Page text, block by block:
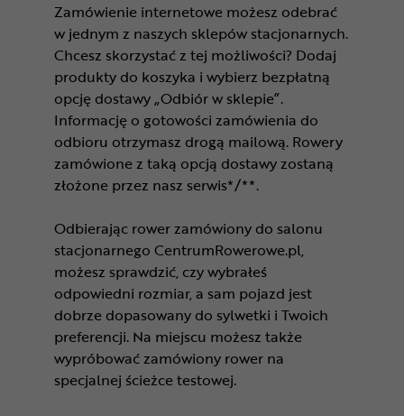
Zamówienie internetowe możesz odebrać
w jednym z naszych sklepów stacjonarnych.
Chcesz skorzystać z tej możliwości? Dodaj
produkty do koszyka i wybierz bezpłatną
opcję dostawy „Odbiór w sklepie”.
Informację o gotowości zamówienia do
odbioru otrzymasz drogą mailową. Rowery
zamówione z taką opcją dostawy zostaną
złożone przez nasz serwis*/**.
Odbierając rower zamówiony do salonu
stacjonarnego CentrumRowerowe.pl,
możesz sprawdzić, czy wybrałeś
odpowiedni rozmiar, a sam pojazd jest
dobrze dopasowany do sylwetki i Twoich
preferencji. Na miejscu możesz także
wypróbować zamówiony rower na
specjalnej ścieżce testowej.